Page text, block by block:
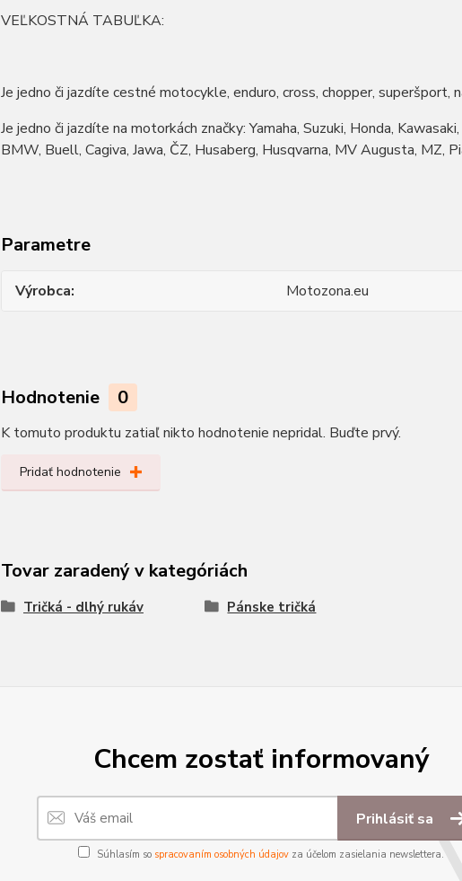
VEĽKOSTNÁ TABUĽKA:
Je jedno či jazdíte cestné motocykle, enduro, cross, chopper, superšport,
Je jedno či jazdíte na motorkách značky: Yamaha, Suzuki, Honda,
BMW, Buell, Cagiva, Jawa, ČZ, Husaberg, Husqvarna, MV Augusta, MZ,
Parametre
Výrobca Motozona.eu
Hodnotenie 0
K tomuto produktu zatiaľ nikto hodnotenie nepridal. Buďte prvý.
Pridať hodnotenie
Tovar zaradený v kategóriách
Tričká - dlhý rukáv Pánske tričká
Chcem zostať informovaný
Prihlásiť sa
Súhlasím so spracovaním osobných údajov za účelom zasielania newslettera.